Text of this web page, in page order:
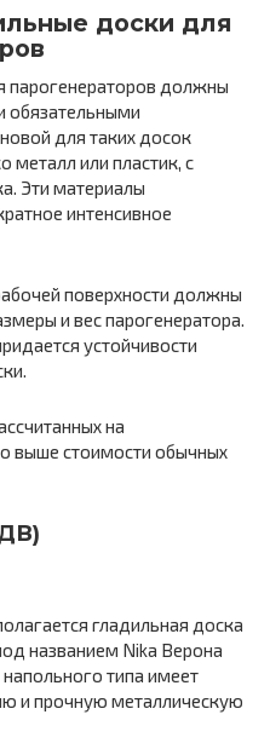
доски для
парогенераторов должны
обязательными
для таких досок
металл или пластик, с
Эти материалы
интенсивное
поверхности должны
и вес парогенератора.
устойчивости
на
выше стоимости обычных
гладильная доска
названием Nika Верона
типа имеет
и прочную металлическую